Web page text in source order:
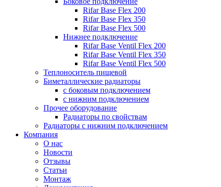
Rifar Base Flex 200
Rifar Base Flex 350
Rifar Base Flex 500
Нижнее подключение
Rifar Base Ventil Flex 200
Rifar Base Ventil Flex 350
Rifar Base Ventil Flex 500
Теплоноситель пищевой
Биметаллические радиаторы
с боковым подключением
с нижним подключением
Прочее оборудование
Радиаторы по свойствам
Радиаторы с нижним подключением
Компания
О нас
Новости
Отзывы
Статьи
Монтаж